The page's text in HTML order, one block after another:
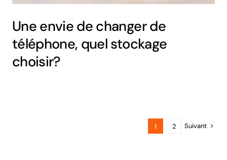
Une envie de changer de
téléphone, quel stockage
choisir?
1 2 Suivant